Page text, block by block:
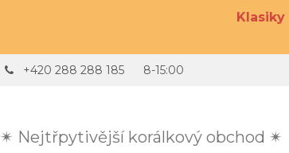
✴ Nejtřpytivější korálkový obchod ✴
+420 288 288 185 8-15:00